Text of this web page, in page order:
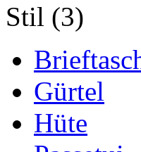
Stil (3)
Gürtel
Hüte